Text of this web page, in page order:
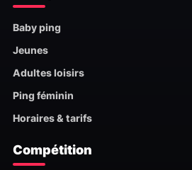
Baby ping
Jeunes
Adultes loisirs
Ping féminin
Horaires & tarifs
Compétition